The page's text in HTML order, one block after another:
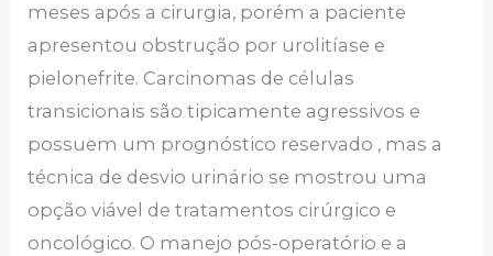
meses após a cirurgia, porém a paciente
apresentou obstrução por urolitíase e
pielonefrite. Carcinomas de células
transicionais são tipicamente agressivos e
possuem um prognóstico reservado , mas a
técnica de desvio urinário se mostrou uma
opção viável de tratamentos cirúrgico e
oncológico. O manejo pós-operatório e a